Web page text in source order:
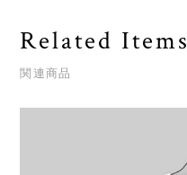
Related Items
関連商品